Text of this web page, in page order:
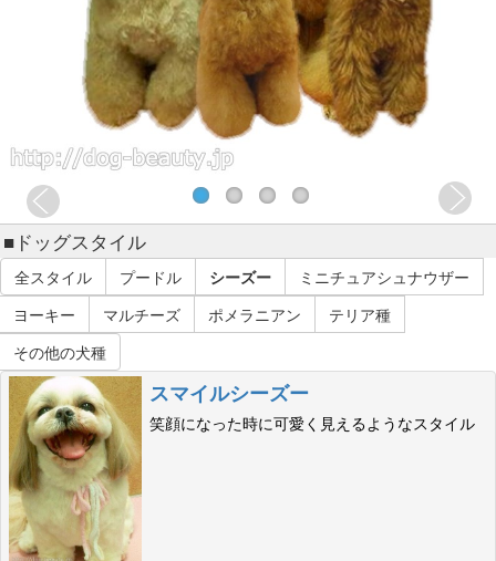
■ドッグスタイル
全スタイル プードル シーズー
ミニチュアシュナウザー
ヨーキー
マルチーズ ポメラニアン
テリア種
その他の犬種
スマイルシーズー
笑顔になった時に可愛く見えるようなスタイル